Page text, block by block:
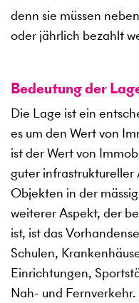
denn sie müssen
oder jährlich bezahlt
Bedeutung der
Die Lage ist ein
es um den Wert von
ist der Wert von
guter infrastruktureller
Objekten in der
weiterer Aspekt, der
ist, ist das
Schulen,
Einrichtungen,
Nah- und